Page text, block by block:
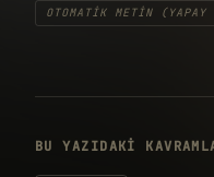
OTOMATIK METIN
BU YAZIDAKI